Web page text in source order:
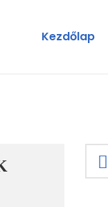
Kezdőlap